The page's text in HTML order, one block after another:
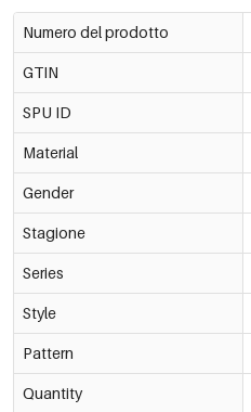
Numero del prodotto
GTIN
SPU ID
Material
Gender
Stagione
Series
Style
Pattern
Quantity